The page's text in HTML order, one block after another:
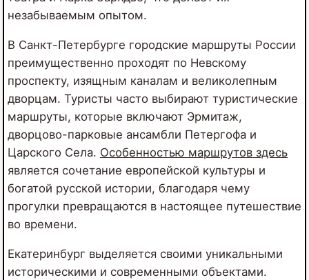
незабываемым опытом.
В Санкт-Петербурге городские маршруты России
преимущественно проходят по Невскому
проспекту, изящным каналам и великолепным
дворцам. Туристы часто выбирают туристические
маршруты, которые включают Эрмитаж,
дворцово-парковые ансамбли Петергофа и
Царского Села. Особенностью маршрутов здесь
является сочетание европейской культуры и
богатой русской истории, благодаря чему
прогулки превращаются в настоящее путешествие
во времени.
Екатеринбург выделяется своими уникальными
историческими и современными объектами.